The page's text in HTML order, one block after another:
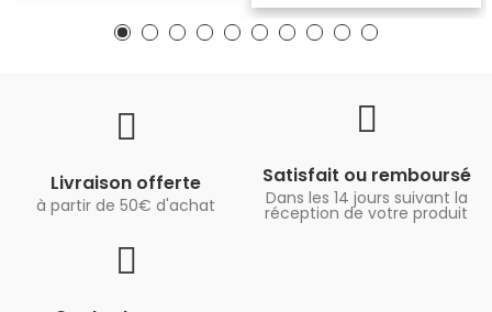
Livraison offerte
à partir de 50€ d'achat
Satisfait ou remboursé
Dans les 14 jours suivant la
réception de votre produit